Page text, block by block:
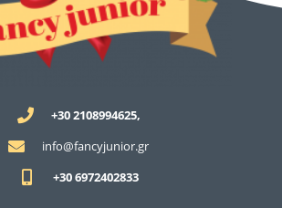
+30 2108994625,
info@fancyjunior.gr
+30 6972402833